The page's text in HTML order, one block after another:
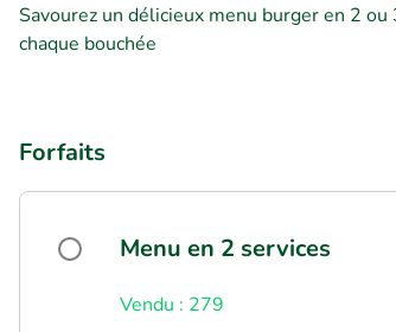
Savourez un délicieux menu burger en 2
chaque bouchée
Forfaits
Menu en 2 services
Vendu : 279